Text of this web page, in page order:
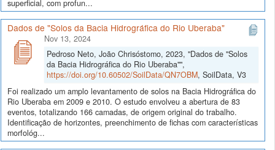
superficial, com profun...
Dados de "Solos da Bacia Hidrográfica do Rio Uberaba"
Nov 13, 2024
Pedroso Neto, João Chrisóstomo, 2023, "Dados de "Solos
da Bacia Hidrográfica do Rio Uberaba"",
https://doi.org/10.60502/SoilData/QN7OBM, SoilData, V3
Foi realizado um amplo levantamento de solos na Bacia Hidrográfica do
Rio Uberaba em 2009 e 2010. O estudo envolveu a abertura de 83
eventos, totalizando 166 camadas, de origem original do trabalho.
Identificação de horizontes, preenchimento de fichas com características
morfológ...